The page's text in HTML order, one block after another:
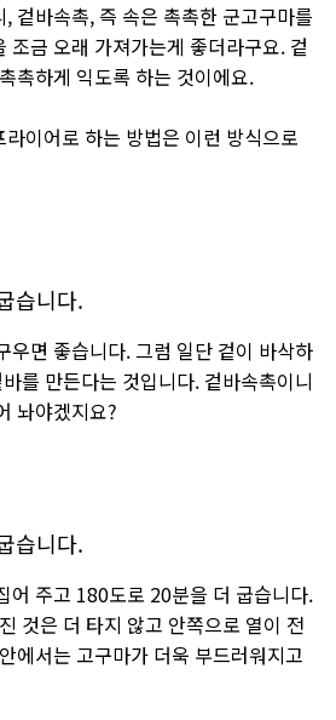
겉바속촉, 즉 속은 촉촉한 군고구마를
조금 오래 가져가는게 좋더라구요. 겉
촉하게 익도록 하는 것이에요.
이어로 하는 방법은 이런 방식으로
습니다.
우면 좋습니다. 그럼 일단 겉이 바삭하
를 만든다는 것입니다. 겉바속촉이니
놔야겠지요?
습니다.
어 주고 180도로 20분을 더 굽습니다.
것은 더 타지 않고 안쪽으로 열이 전
에서는 고구마가 더욱 부드러워지고